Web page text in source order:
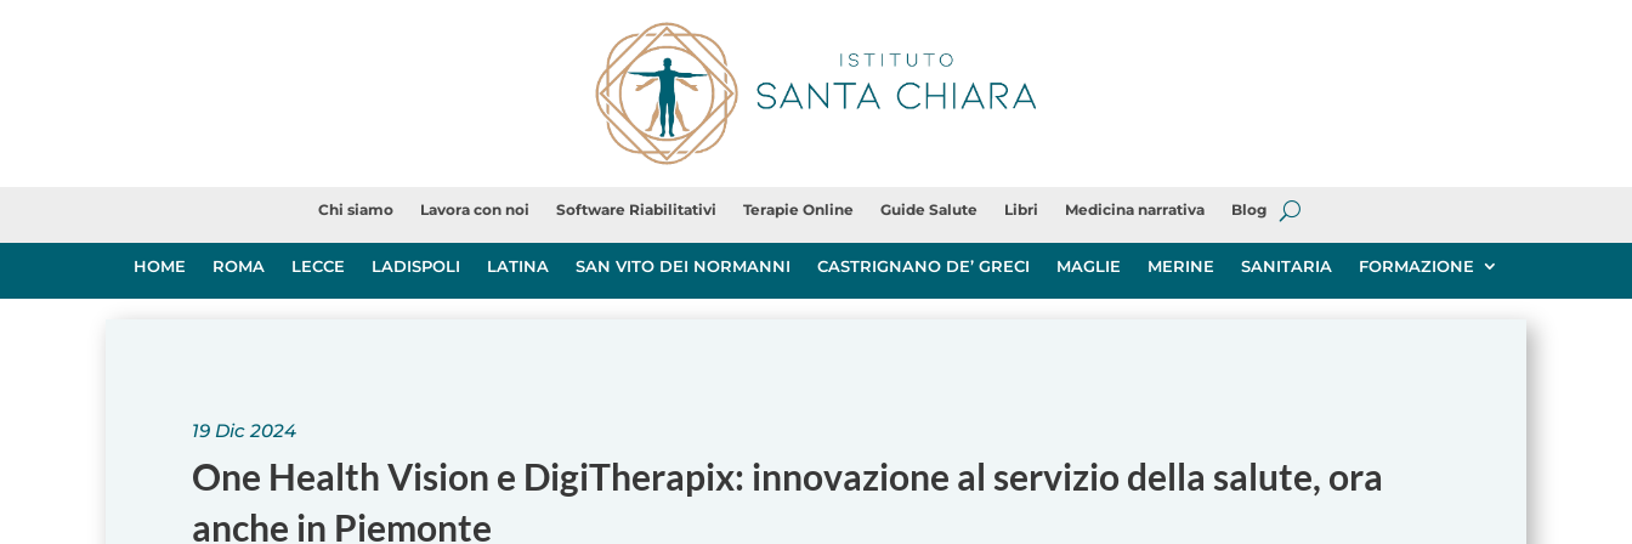
Chi siamo Lavora con noi Software Riabilitativi Terapie Online Guide Salute Libri Medicina narrativa Blog
HOME ROMA LECCE LADISPOLI LATINA SAN VITO DEI NORMANNI CASTRIGNANO DE’ GRECI MAGLIE MERINE SANITARIA FORMAZIONE
19 Dic 2024
One Health Vision e DigiTherapix: innovazione al servizio della salute, ora
anche in Piemonte